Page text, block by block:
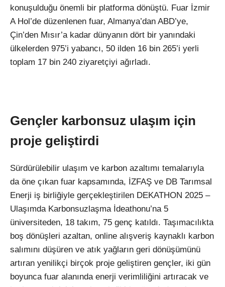
konuşulduğu önemli bir platforma dönüştü. Fuar İzmir
A Hol’de düzenlenen fuar, Almanya’dan ABD’ye,
Çin’den Mısır’a kadar dünyanın dört bir yanındaki
ülkelerden 975’i yabancı, 50 ilden 16 bin 265’i yerli
toplam 17 bin 240 ziyaretçiyi ağırladı.
Gençler karbonsuz ulaşım için
proje geliştirdi
Sürdürülebilir ulaşım ve karbon azaltımı temalarıyla
da öne çıkan fuar kapsamında, İZFAŞ ve DB Tarımsal
Enerji iş birliğiyle gerçekleştirilen DEKATHON 2025 –
Ulaşımda Karbonsuzlaşma İdeathonu’na 5
üniversiteden, 18 takım, 75 genç katıldı. Taşımacılıkta
boş dönüşleri azaltan, online alışveriş kaynaklı karbon
salımını düşüren ve atık yağların geri dönüşümünü
artıran yenilikçi birçok proje geliştiren gençler, iki gün
boyunca fuar alanında enerji verimliliğini artıracak ve